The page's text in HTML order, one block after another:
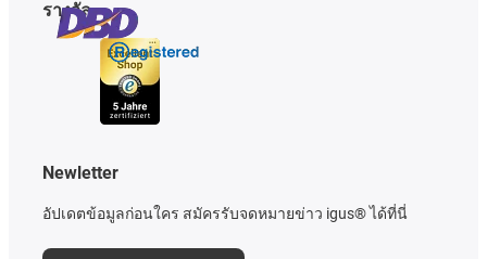
รางวัล
Newletter
อัปเดตข้อมูลก่อนใคร สมัครรับจดหมายข่าว igus® ได้ที่นี่